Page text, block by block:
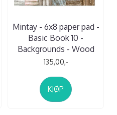
Mintay - 6x8 paper pad -
Basic Book 10 -
Backgrounds - Wood
135,00,-
KJØP